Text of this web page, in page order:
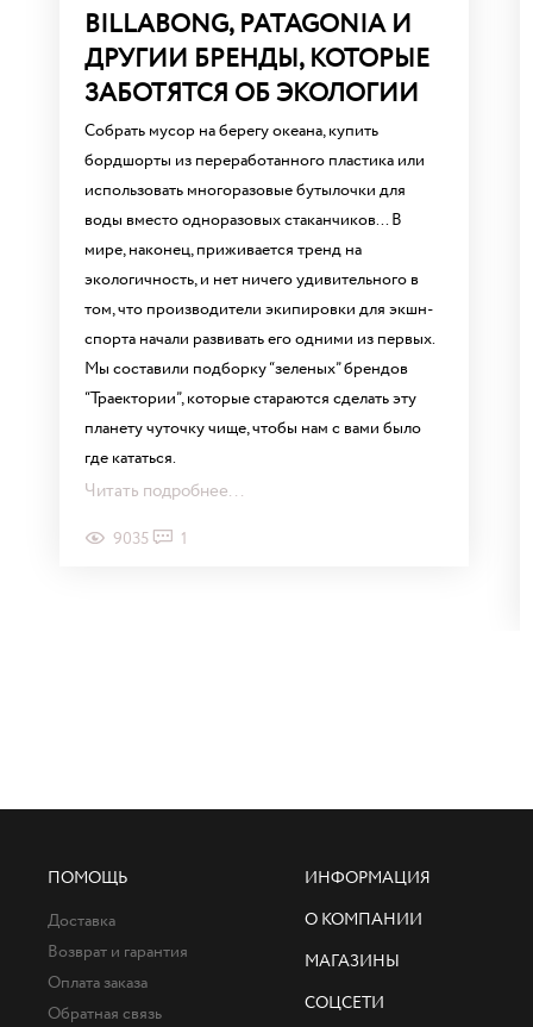
BILLABONG, PATAGONIA И
ДРУГИИ БРЕНДЫ, КОТОРЫЕ
ЗАБОТЯТСЯ ОБ ЭКОЛОГИИ
Собрать мусор на берегу океана, купить
бордшорты из переработанного пластика или
использовать многоразовые бутылочки для
воды вместо одноразовых стаканчиков... В
мире, наконец, приживается тренд на
экологичность, и нет ничего удивительного в
том, что производители экипировки для экшн-
спорта начали развивать его одними из первых.
Мы составили подборку “зеленых” брендов
“Траектории”, которые стараются сделать эту
планету чуточку чище, чтобы нам с вами было
где кататься.
Читать подробнее...
9035 1
ПОМОЩЬ
Доставка
Возврат и гарантия
Оплата заказа
Обратная связь
ИНФОРМАЦИЯ
О КОМПАНИИ
МАГАЗИНЫ
СОЦСЕТИ